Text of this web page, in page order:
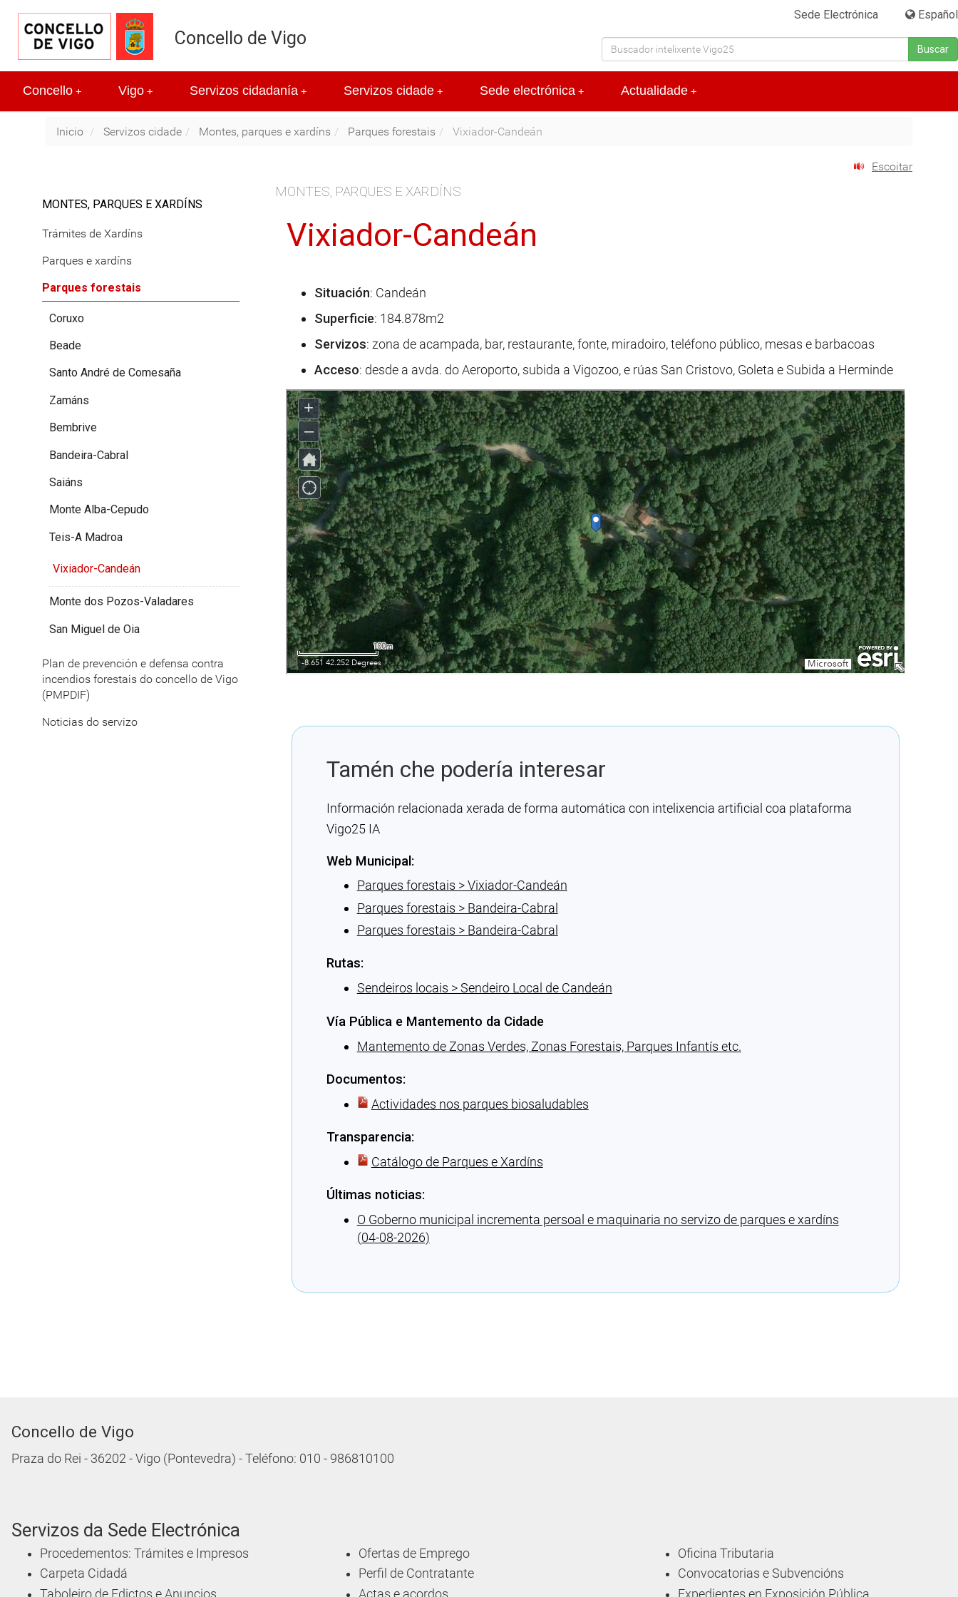
Sede Electrónica Español
Buscar
Concello de Vigo
+
Concello +
Vigo +
Servizos cidadanía +
Servizos cidade +
Sede electrónica +
Actualidade
Inicio Servizos cidade Montes, parques e xardíns Parques forestais Vixiador-Candeán
Escoitar
MONTES, PARQUES E XARDÍNS
Vixiador-Candeán
Situación: Candeán
Superficie: 184.878m2
Servizos: zona de acampada, bar, restaurante, fonte, miradoiro, teléfono público, mesas e barbacoas
Acceso: desde a avda. do Aeroporto, subida a Vigozoo, e rúas San Cristovo, Goleta e Subida a Herminde
Tamén che podería interesar
Información relacionada xerada de forma automática con intelixencia artificial coa plataforma
Vigo25 IA
Web Municipal:
Parques forestais > Vixiador-Candeán
Parques forestais > Bandeira-Cabral
Parques forestais > Bandeira-Cabral
Rutas:
Sendeiros locais > Sendeiro Local de Candeán
Vía Pública e Mantemento da Cidade
Mantemento de Zonas Verdes, Zonas Forestais, Parques Infantís etc.
Documentos:
Actividades nos parques biosaludables
Transparencia:
Catálogo de Parques e Xardíns
Últimas noticias:
O Goberno municipal incrementa persoal e maquinaria no servizo de parques e xardíns
(04-08-2026)
MONTES, PARQUES E XARDÍNS
Trámites de Xardíns
Parques e xardíns
Parques forestais
Coruxo
Beade
Santo André de Comesaña
Zamáns
Bembrive
Bandeira-Cabral
Saiáns
Monte Alba-Cepudo
Teis-A Madroa
Vixiador-Candeán
Monte dos Pozos-Valadares
San Miguel de Oia
Plan de prevención e defensa contra
incendios forestais do concello de Vigo
(PMPDIF)
Noticias do servizo
Concello de Vigo
Praza do Rei - 36202 - Vigo (Pontevedra) - Teléfono: 010 - 986810100
Servizos da Sede Electrónica
Procedementos: Trámites e Impresos
Carpeta Cidadá
Taboleiro de Edictos e Anuncios
Ofertas de Emprego
Perfil de Contratante
Actas e acordos
Oficina Tributaria
Convocatorias e Subvencións
Expedientes en Exposición Pública